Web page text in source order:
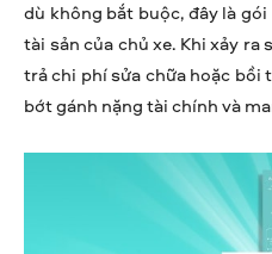
dù không bắt buộc, đây là
tài sản của chủ xe. Khi xảy ra
trả chi phí sửa chữa hoặc
bớt gánh nặng tài chính và